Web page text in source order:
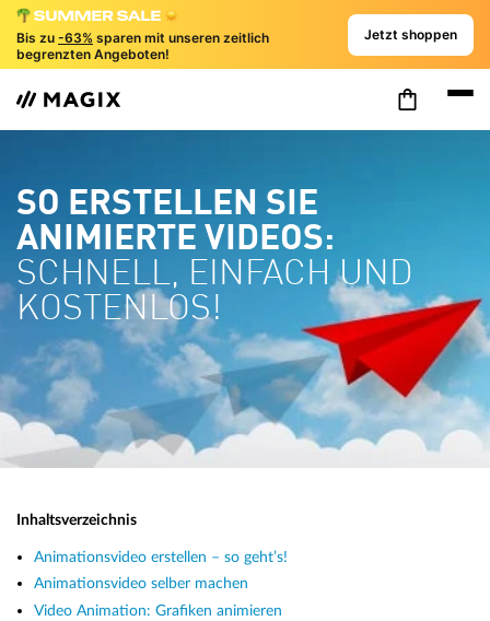
Bis zu -63% sparen mit unseren zeitlich
begrenzten Angeboten!
Jetzt shoppen
SO ERSTELLEN SIE
ANIMIERTE VIDEOS:
SCHNELL, EINFACH UND
KOSTENLOS!
Inhaltsverzeichnis
Animationsvideo erstellen – so geht’s!
Animationsvideo selber machen
Video Animation: Grafiken animieren